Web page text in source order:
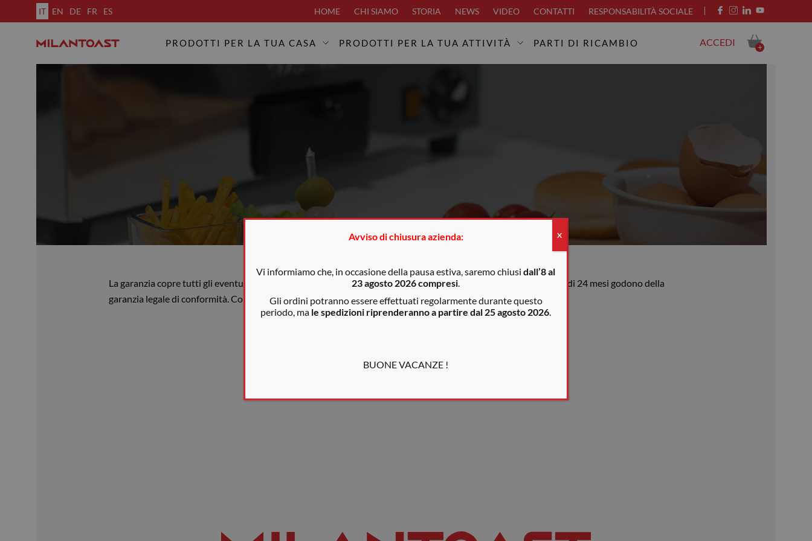
IT EN DE FR ES HOME CHI SIAMO STORIA NEWS VIDEO CONTATTI RESPONSABILITÀ SOCIALE
PRODOTTI PER LA TUA CASA PRODOTTI PER LA TUA ATTIVITÀ PARTI DI RICAMBIO ACCEDI +
La garanzia copre tutti gli eventuali difetti di fabbricazione. I consumatori che risiedono in UE oltre alla garanzia di 24 mesi godono della
garanzia legale di conformità. Consultare le condizioni di vendita per maggiori dettagli.
Avviso di chiusura azienda:
Vi informiamo che, in occasione della pausa estiva, saremo chiusidall’8 al
23 agosto 2026 compresi.
Gli ordini potranno essere effettuati regolarmente durante questo
periodo, ma le spedizioni riprenderanno a partire dal 25 agosto 2026.
BUONE VACANZE !
X